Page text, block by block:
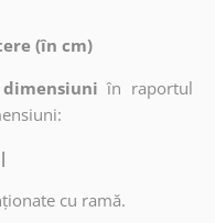
(în cm)
în raportul
cu ramă.